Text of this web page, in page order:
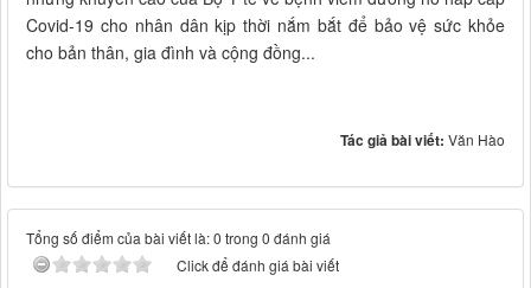
Covid-19 cho nhân dân kịp thời nắm bắt để bảo vệ sức khỏe
cho bản thân, gia đình và cộng đồng...
Tác giả bài viết: Văn Hào
Tổng số điểm của bài viết là: 0 trong 0 đánh giá
Click để đánh giá bài viết